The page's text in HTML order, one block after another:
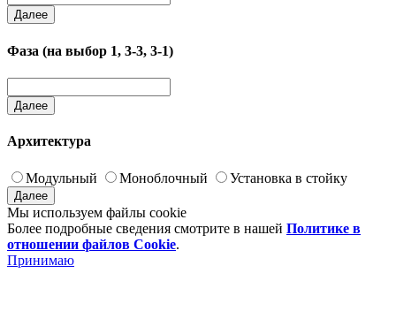
Далее
Фаза (на выбор 1, 3-3, 3-1)
Далее
Архитектура
Модульный Моноблочный Установка в стойку
Далее
Мы используем файлы cookie
Более подробные сведения смотрите в нашей Политике в
отношении файлов Cookie.
Принимаю